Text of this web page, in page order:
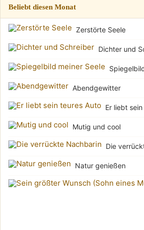
Beliebt diesen Monat
Zerstörte Seele
Dichter und
Abendgewitter
Er liebt
Mutig und cool
Die
Natur genießen